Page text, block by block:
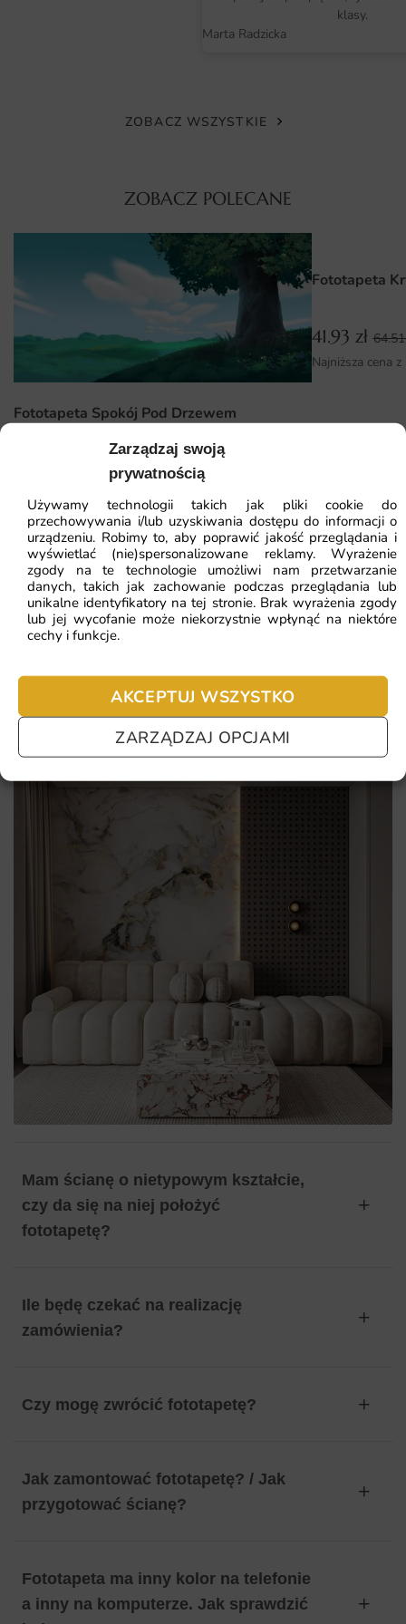
Zarządzaj swoją
prywatnością
Używamy technologii takich jak pliki cookie do
przechowywania i/lub uzyskiwania dostępu do informacji o
urządzeniu. Robimy to, aby poprawić jakość przeglądania i
wyświetlać (nie)spersonalizowane reklamy. Wyrażenie
zgody na te technologie umożliwi nam przetwarzanie
danych, takich jak zachowanie podczas przeglądania lub
unikalne identyfikatory na tej stronie. Brak wyrażenia zgody
lub jej wycofanie może niekorzystnie wpłynąć na niektóre
cechy i funkcje.
AKCEPTUJ WSZYSTKO
ZARZĄDZAJ OPCJAMI
Fototapeta jest produkowana na wymiar, dokładnie
temu unikasz docinania materiału i problemów z
dopasowaniem grafiki do ściany, a głęboki błękit
zachowuje właściwe proporcje.
Montaż jest prosty i intuicyjny, a w zestawie znajdziesz
szczegółową instrukcję. Wersja flizelinowa wymaga
nałożenia kleju jedynie na ścianę, więc cały proces
przebiega sprawnie.
Dlaczego warto wybrać tę fototapetę
Decydując się na ten wzór otrzymujesz dekorację łączącą
walory estetyczne z trwałością. To rozwiązanie, które
przemienia zwykłą ścianę w wyjątkowy akcent aranżacyjny
pełen klimatu.
Unikalny motyw morskie fale podkreślający indywidualny
styl wnętrza i jego nastrój.
Realizacja na wymiar z gwarancją idealnego dopasowania
Ekologiczne tusze i certyfikowane materiały bezpieczne
dla domowników oraz alergików.
Szybka wysyłka i prosty montaż dzięki czytelnej instrukcji
klasy.
Marta Radzicka
ZOBACZ WSZYSTKIE
ZOBACZ POLECANE
Fototapeta Spokój Pod Drzewem
64.51zł
Fototapeta
41.93 zł
Najniższa cena
ZOBACZ WSZYSTKIE
Najczęściej zadawane pytania
nie chcesz czekać – sprawdź najczęściej zadawane pytania.
Mam ścianę o nietypowym kształcie,
czy da się na niej położyć
fototapetę?
Ile będę czekać na realizację
zamówienia?
Czy mogę zwrócić fototapetę?
Jak zamontować fototapetę? / Jak
przygotować ścianę?
Fototapeta ma inny kolor na telefonie
a inny na komputerze. Jak sprawdzić